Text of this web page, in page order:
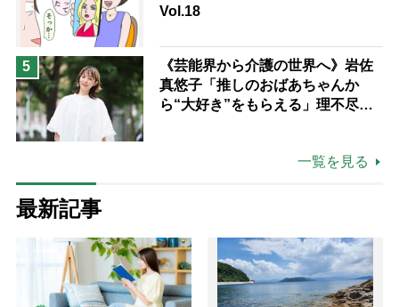
Vol.18
5
《芸能界から介護の世界へ》岩佐
真悠子「推しのおばあちゃんか
ら“大好き”をもらえる」理不尽さ
一覧を見る
最新記事